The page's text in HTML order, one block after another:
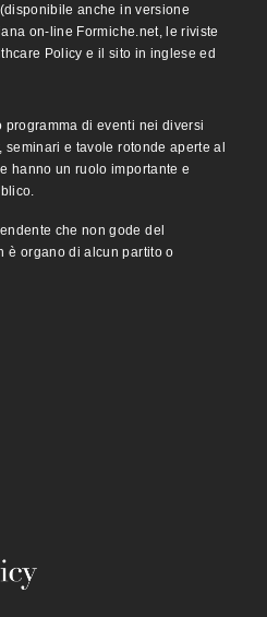
anche in versione
on-line Formiche.net, le riviste
Policy e il sito in inglese ed
programma di eventi nei diversi
e tavole rotonde aperte al
hanno un ruolo importante e
che non gode del
è organo di alcun partito o